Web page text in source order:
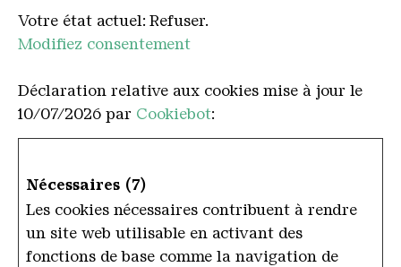
Votre état ​​actuel: Refuser.
Modifiez consentement
Déclaration relative aux cookies mise à jour le
10/07/2026 par Cookiebot:
Nécessaires (7)
Les cookies nécessaires contribuent à rendre
un site web utilisable en activant des
fonctions de base comme la navigation de